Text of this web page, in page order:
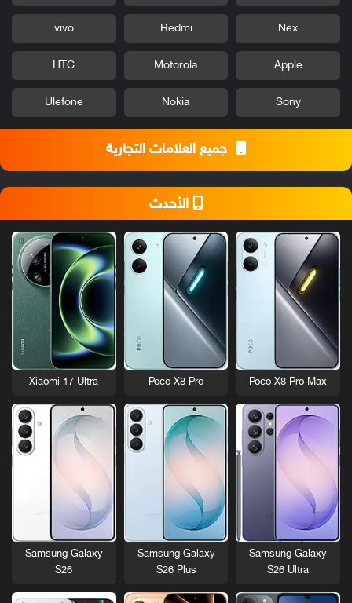
Nex
Redmi
vivo
Apple
Motorola
HTC
Sony
Nokia
Ulefone
جميع العلامات التجارية
الأحدث
Poco X8 Pro Max
Poco X8 Pro
Xiaomi 17 Ultra
Samsung Galaxy
S26 Ultra
Samsung Galaxy
S26 Plus
Samsung Galaxy
S26